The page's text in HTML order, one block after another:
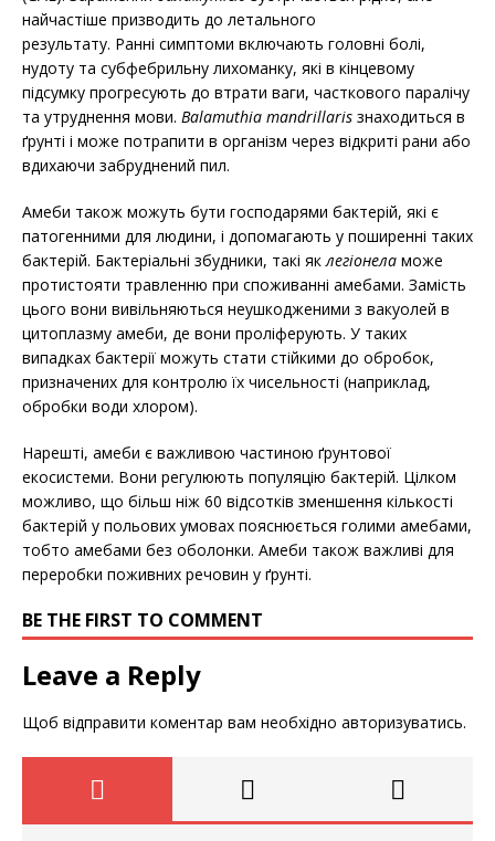
найчастіше призводить до летального
результату. Ранні симптоми включають головні болі,
нудоту та субфебрильну лихоманку, які в кінцевому
підсумку прогресують до втрати ваги, часткового паралічу
та утруднення мови. Balamuthia mandrillaris знаходиться в
ґрунті і може потрапити в організм через відкриті рани або
вдихаючи забруднений пил.
Амеби також можуть бути господарями бактерій, які є
патогенними для людини, і допомагають у поширенні таких
бактерій. Бактеріальні збудники, такі яклегіонела може
протистояти травленню при споживанні амебами. Замість
цього вони вивільняються неушкодженими з вакуолей в
цитоплазму амеби, де вони проліферують. У таких
випадках бактерії можуть стати стійкими до обробок,
призначених для контролю їх чисельності (наприклад,
обробки води хлором).
Нарешті, амеби є важливою частиною ґрунтової
екосистеми. Вони регулюють популяцію бактерій. Цілком
можливо, що більш ніж 60 відсотків зменшення кількості
бактерій у польових умовах пояснюється голими амебами,
тобто амебами без оболонки. Амеби також важливі для
переробки поживних речовин у ґрунті.
BE THE FIRST TO COMMENT
Leave a Reply
Щоб відправити коментар вам необхідно авторизуватись.